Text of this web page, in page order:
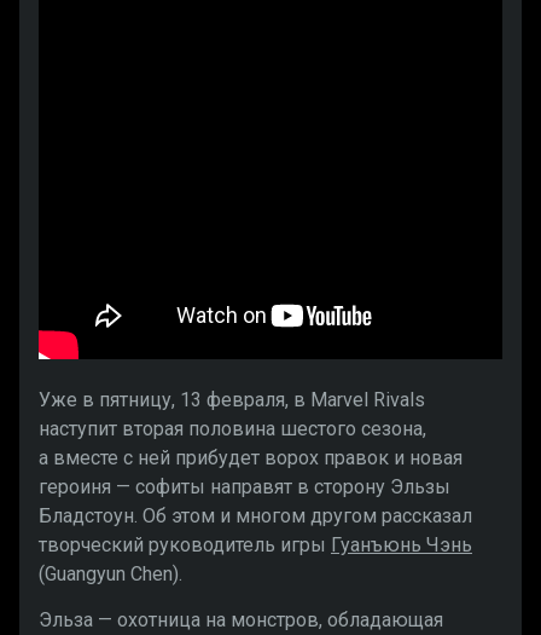
Уже в пятницу, 13 февраля, в Marvel Rivals
наступит вторая половина шестого сезона,
а вместе с ней прибудет ворох правок и новая
героиня — софиты направят в сторону Эльзы
Бладстоун. Об этом и многом другом рассказал
творческий руководитель игры Гуанъюнь Чэнь
(Guangyun Chen).
Эльза — охотница на монстров, обладающая